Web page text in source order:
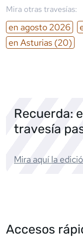
Mira otras travesías:
en agosto 2026
en Asturias (20)
Recuerda:
travesía
Mira aquí la
Accesos